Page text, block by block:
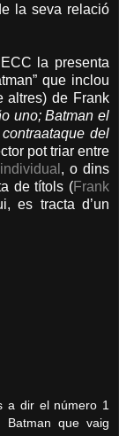
la seva relació
la presenta
que inclou
altres) de Frank
uno; Batman el
del
pot triar entre
individual , o dins
de títols (Frank
es tracta d’un
a dir el número 1
Batman que vaig